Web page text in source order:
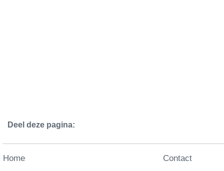
Deel deze pagina:
Home
Contact